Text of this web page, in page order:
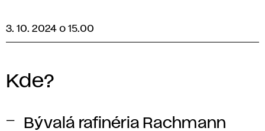
3. 10. 2024 o 15.00
Kde?
Bývalá rafinéria Rachmann